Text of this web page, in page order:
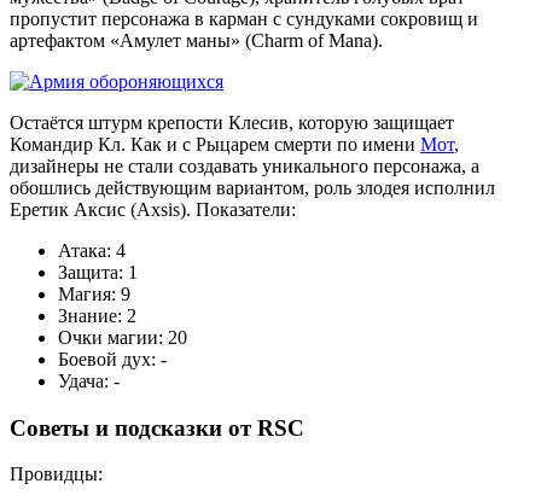
пропустит персонажа в карман с сундуками сокровищ и
артефактом «Амулет маны» (Charm of Mana).
Остаётся штурм крепости Клеcив, которую защищает
Командир Кл. Как и с Рыцарем смерти по имени Мот,
дизайнеры не стали создавать уникального персонажа, а
обошлись действующим вариантом, роль злодея исполнил
Еретик Аксис (Axsis). Показатели:
Атака: 4
Защита: 1
Магия: 9
Знание: 2
Очки магии: 20
Боевой дух: -
Удача: -
Советы и подсказки от RSC
Провидцы: